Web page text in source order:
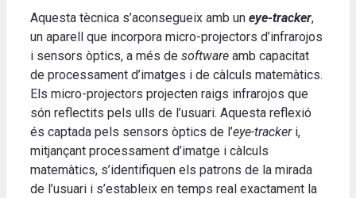
Aquesta tècnica s’aconsegueix amb un eye-tracker,
un aparell que incorpora micro-projectors d’infrarojos
i sensors òptics, a més de software amb capacitat
de processament d’imatges i de càlculs matemàtics.
Els micro-projectors projecten raigs infrarojos que
són reflectits pels ulls de l’usuari. Aquesta reflexió
és captada pels sensors òptics de l’eye-trackeri,
mitjançant processament d’imatge i càlculs
matemàtics, s’identifiquen els patrons de la mirada
de l’usuari i s’estableix en temps real exactament la